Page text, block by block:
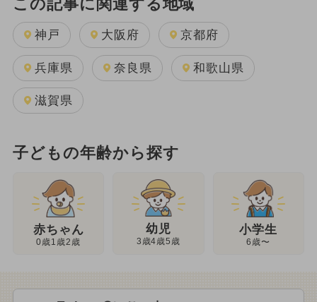
この記事に関連する地域
神戸 大阪府 京都府
兵庫県 奈良県 和歌山県
滋賀県
子どもの年齢から探す
赤ちゃん
0歳1歳2歳
幼児
3歳4歳5歳
小学生
6歳〜